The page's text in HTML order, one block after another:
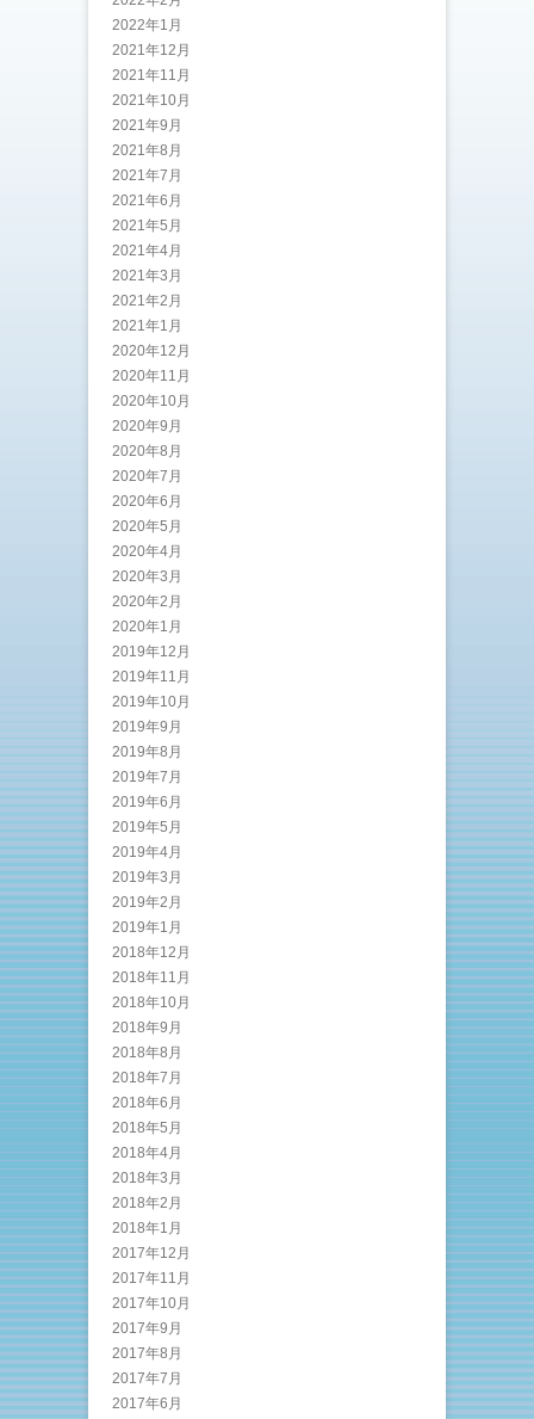
2022年1月
2021年12月
2021年11月
2021年10月
2021年9月
2021年8月
2021年7月
2021年6月
2021年5月
2021年4月
2021年3月
2021年2月
2021年1月
2020年12月
2020年11月
2020年10月
2020年9月
2020年8月
2020年7月
2020年6月
2020年5月
2020年4月
2020年3月
2020年2月
2020年1月
2019年12月
2019年11月
2019年10月
2019年9月
2019年8月
2019年7月
2019年6月
2019年5月
2019年4月
2019年3月
2019年2月
2019年1月
2018年12月
2018年11月
2018年10月
2018年9月
2018年8月
2018年7月
2018年6月
2018年5月
2018年4月
2018年3月
2018年2月
2018年1月
2017年12月
2017年11月
2017年10月
2017年9月
2017年8月
2017年7月
2017年6月